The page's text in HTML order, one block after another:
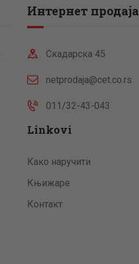
Интернет продаја
Скадарска 45
netprodaja@cet.co.rs
011/32-43-043
Linkovi
Како наручити
Књижаре
Контакт